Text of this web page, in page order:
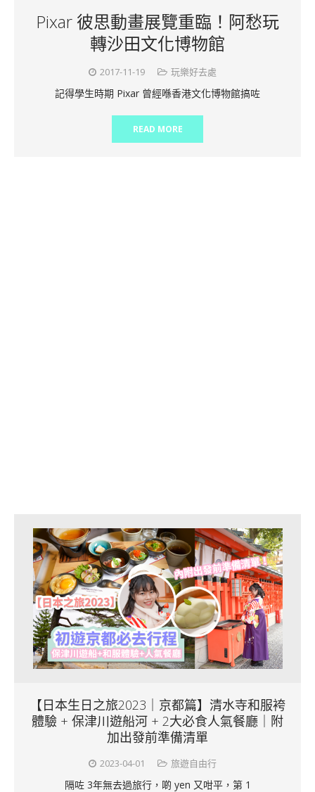
Pixar 彼思動畫展覽重臨！阿愁玩
轉沙田文化博物館
2017-11-19 玩樂好去處
記得學生時期 Pixar 曾經喺香港文化博物館搞咗
READ MORE
【日本生日之旅2023｜京都篇】清水寺和服袴
體驗 + 保津川遊船河 + 2大必食人氣餐廳｜附
加出發前準備清單
2023-04-01 旅遊自由行
隔咗 3年無去過旅行，啲 yen 又咁平，第 1